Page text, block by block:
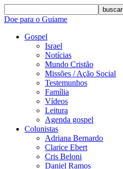
buscar
Doe para o Guiame
Gospel
Israel
Notícias
Mundo Cristão
Missões / Ação Social
Testemunhos
Família
Vídeos
Leitura
Agenda gospel
Colunistas
Adriana Bernardo
Clarice Ebert
Cris Beloni
Daniel Ramos